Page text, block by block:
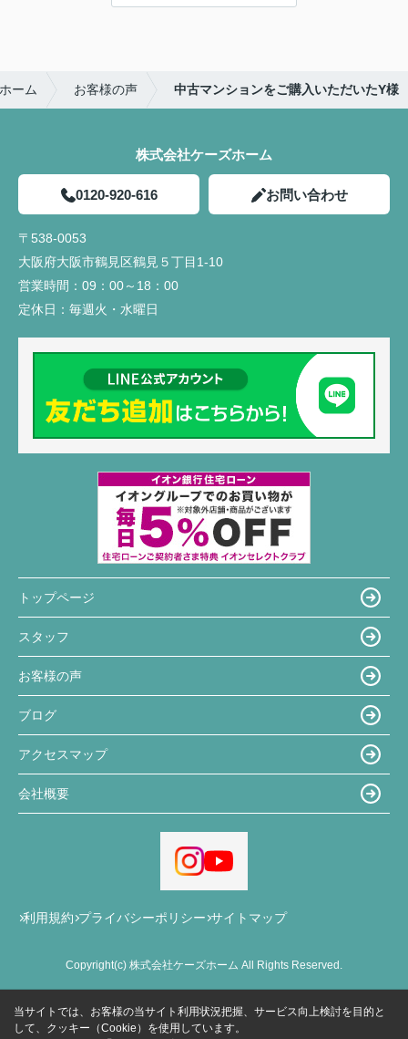
ーム お客様の声 中古マンションをご購入いただいたY様
株式会社ケーズホーム
0120-920-616 お問い合わせ
〒538-0053
大阪府大阪市鶴見区鶴見５丁目1-10
営業時間： 09：00～18：00
定休日： 毎週火・水曜日
トップページ
スタッフ
お客様の声
ブログ
アクセスマップ
会社概要
利用規約 プライバシーポリシー サイトマップ
Copyright(c) 株式会社ケーズホーム All Rights Reserved.
当サイトでは、お客様の当サイト利用状況把握、サービス向上検討を目的と
して、クッキー（Cookie）を使用しています。